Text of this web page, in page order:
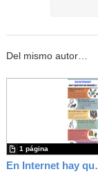
Del mismo autor…
En
1 página